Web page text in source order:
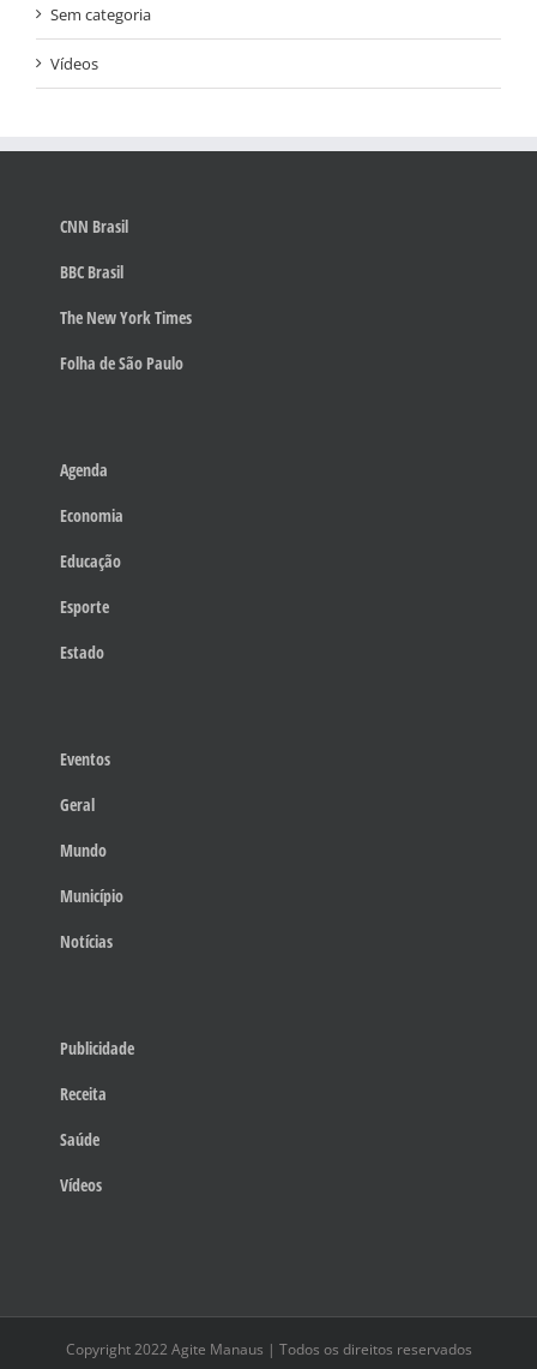
Sem categoria
Vídeos
CNN Brasil
BBC Brasil
The New York Times
Folha de São Paulo
Agenda
Economia
Educação
Esporte
Estado
Eventos
Geral
Mundo
Município
Notícias
Publicidade
Receita
Saúde
Vídeos
Copyright 2022 Agite Manaus | Todos os direitos reservados